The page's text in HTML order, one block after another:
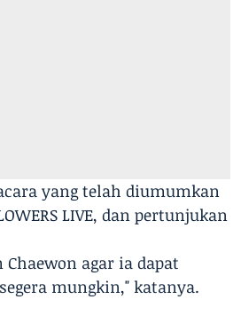
yang telah diumumkan
LIVE, dan pertunjukan
agar ia dapat
mungkin," katanya.